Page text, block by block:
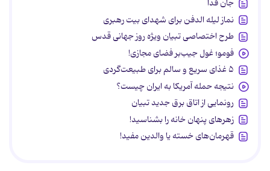
جان فدا
نماز لیله الدفن برای شهدای بیت رهبری
طرح اختصاصی تبیان ویژه روز جهانی قدس
فومو؛ غول جیب‌بر فضای مجازی!
۵ غذای سریع و سالم برای طبیعت‌گردی
نتیجه حمله آمریکا به ایران چیست؟
رونمایی از اتاق برق جدید تبیان
زهرهای پنهان خانه را بشناسید!
قهرمان‌های خسته یا والدین مفید!